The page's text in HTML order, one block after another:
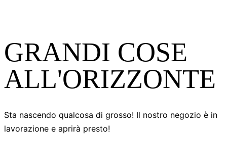
GRANDI COSE
ALL'ORIZZONTE
Sta nascendo qualcosa di grosso! Il nostro negozio è in
lavorazione e aprirà presto!